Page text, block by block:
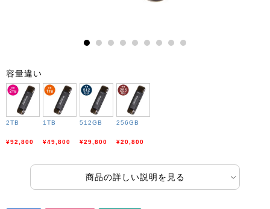
容量違い
2TB
¥92,800
1TB
¥49,800
512GB
¥29,800
256GB
¥20,800
商品の詳しい説明を見る